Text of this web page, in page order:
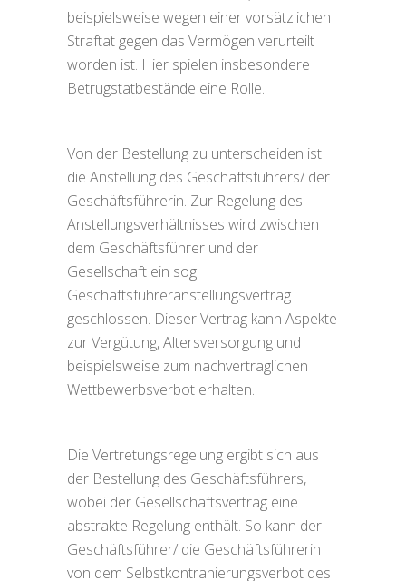
beispielsweise wegen einer vorsätzlichen
Straftat gegen das Vermögen verurteilt
worden ist. Hier spielen insbesondere
Betrugstatbestände eine Rolle.
Von der Bestellung zu unterscheiden ist
die Anstellung des Geschäftsführers/ der
Geschäftsführerin. Zur Regelung des
Anstellungsverhältnisses wird zwischen
dem Geschäftsführer und der
Gesellschaft ein sog.
Geschäftsführeranstellungsvertrag
geschlossen. Dieser Vertrag kann Aspekte
zur Vergütung, Altersversorgung und
beispielsweise zum nachvertraglichen
Wettbewerbsverbot erhalten.
Die Vertretungsregelung ergibt sich aus
der Bestellung des Geschäftsführers,
wobei der Gesellschaftsvertrag eine
abstrakte Regelung enthält. So kann der
Geschäftsführer/ die Geschäftsführerin
von dem Selbstkontrahierungsverbot des